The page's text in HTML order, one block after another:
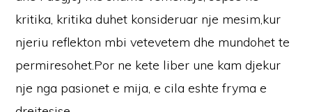
kritika, kritika duhet konsideruar nje mesim,kur
njeriu reflekton mbi vetevetem dhe mundohet te
permiresohet.Por ne kete liber une kam djekur
nje nga pasionet e mija, e cila eshte fryma e